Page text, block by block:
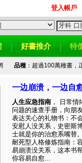
登入帳戶
好書推介 特
品種：超過100萬種書，
一边崩溃，一边自
人生应急指南 ， 日常情
问题的速查手册，向朋
表达关心的礼物书：不
安慰人没关系，史密斯
士就是你的治愈系嘴替
耐死型人格修炼指南：
易崩溃没关系，这本书
你容易自愈...